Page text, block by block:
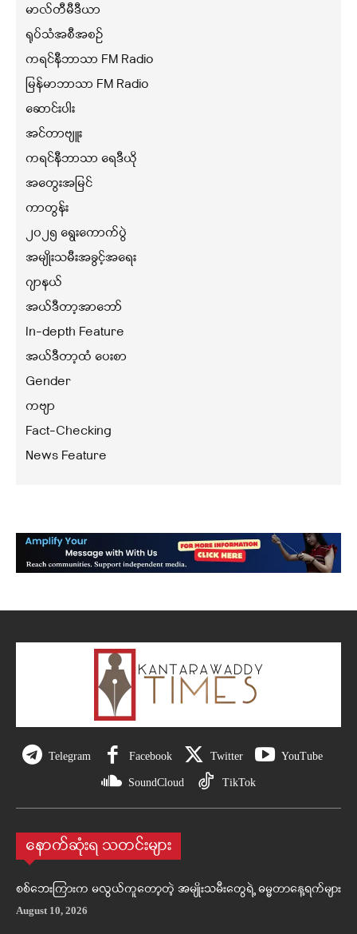
မာလ်တီမီဒီယာ
ရုပ်သံအစီအစဉ်
ကရင်နီဘာသာ FM Radio
မြန်မာဘာသာ FM Radio
ဆောင်းပါး
အင်တာဗျူး
ကရင်နီဘာသာ ရေဒီယို
အတွေးအမြင်
ကာတွန်း
၂၀၂၅ ရွေးကောက်ပွဲ
အမျိုးသမီးအခွင့်အရေး
ဂျာနယ်
အယ်ဒီတာ့အာဘော်
In-depth Feature
အယ်ဒီတာ့ထံ ပေးစာ
Gender
ကဗျာ
Fact-Checking
News Feature
Telegram Facebook Twitter YouTube
SoundCloud TikTok
နောက်ဆုံးရ သတင်းများ
စစ်ဘေးကြားက မလွယ်ကူတော့တဲ့ အမျိုးသမီးတွေရဲ့ ဓမ္မတာနေ့ရက်များ
August 10, 2026